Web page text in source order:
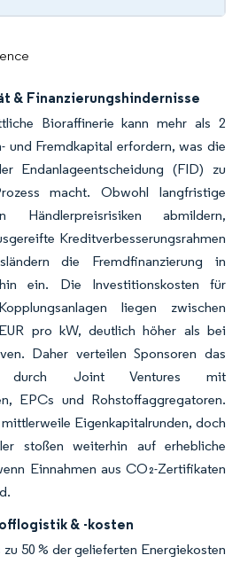
& Finanzierungshindernisse
Bioraffinerie kann mehr als 2
und Fremdkapital erfordern, was die
Endanlageentscheidung (FID) zu
macht. Obwohl langfristige
Händlerpreisrisiken abmildern,
Kreditverbesserungsrahmen
die Fremdfinanzierung in
ein. Die Investitionskosten für
Kopplungsanlagen liegen zwischen
pro kW, deutlich höher als bei
Daher verteilen Sponsoren das
durch Joint Ventures mit
EPCs und Rohstoffaggregatoren.
Eigenkapitalrunden, doch
stoßen weiterhin auf erhebliche
Einnahmen aus CO₂-Zertifikaten
& -kosten
50 % der gelieferten Energiekosten